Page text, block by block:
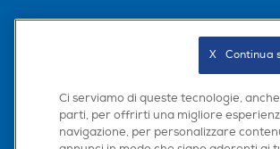
Scarica la nostra app
Ci serviamo di queste tecnologie,
parti, per offrirti una migliore
navigazione, per personalizzare
X   Continua